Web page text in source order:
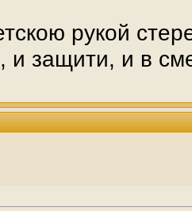
рукой
и защити, и в